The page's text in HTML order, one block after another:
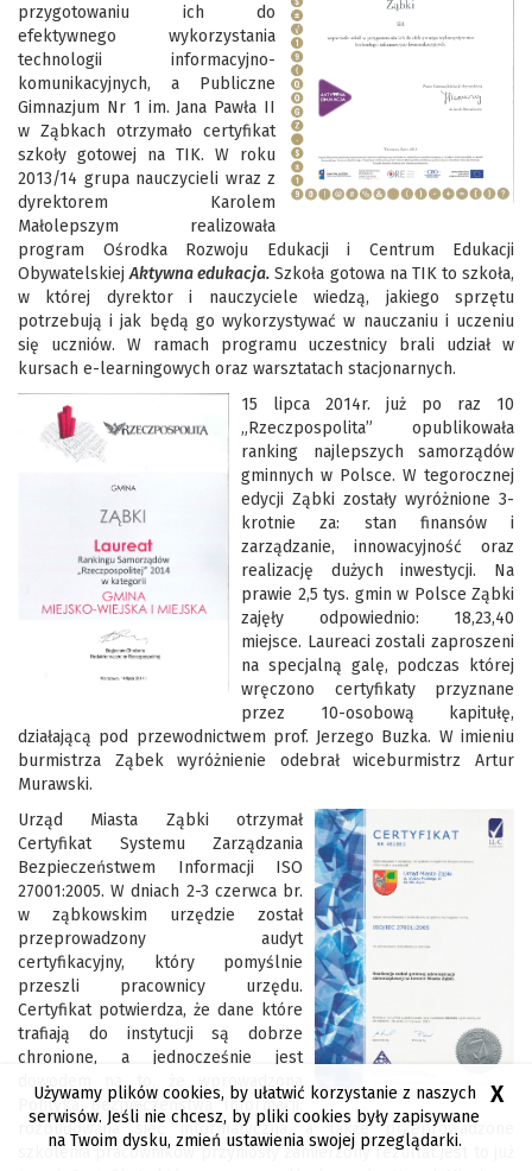
przygotowaniu ich do
efektywnego wykorzystania
technologii informacyjno-
komunikacyjnych, a Publiczne
Gimnazjum Nr 1 im. Jana Pawła II
w Ząbkach otrzymało certyfikat
szkoły gotowej na TIK. W roku
2013/14 grupa nauczycieli wraz z
dyrektorem Karolem
Małolepszym realizowała
program Ośrodka Rozwoju Edukacji i Centrum Edukacji
ObywatelskiejAktywna edukacja. Szkoła gotowa na TIK to szkoła,
w której dyrektor i nauczyciele wiedzą, jakiego sprzętu
potrzebują i jak będą go wykorzystywać w nauczaniu i uczeniu
się uczniów. W ramach programu uczestnicy brali udział w
kursach e-learningowych oraz warsztatach stacjonarnych.
15 lipca 2014r. już po raz 10
„Rzeczpospolita” opublikowała
ranking najlepszych samorządów
gminnych w Polsce. W tegorocznej
edycji Ząbki zostały wyróżnione 3-
krotnie za: stan finansów i
zarządzanie, innowacyjność oraz
realizację dużych inwestycji. Na
prawie 2,5 tys. gmin w Polsce Ząbki
zajęły odpowiednio: 18,23,40
miejsce. Laureaci zostali zaproszeni
na specjalną galę, podczas której
wręczono certyfikaty przyznane
przez 10-osobową kapitułę,
działającą pod przewodnictwem prof. Jerzego Buzka. W imieniu
burmistrza Ząbek wyróżnienie odebrał wiceburmistrz Artur
Murawski.
Urząd Miasta Ząbki otrzymał
Certyfikat Systemu Zarządzania
Bezpieczeństwem Informacji ISO
27001:2005. W dniach 2-3 czerwca br.
w ząbkowskim urzędzie został
przeprowadzony audyt
certyfikacyjny, który pomyślnie
przeszli pracownicy urzędu.
Certyfikat potwierdza, że dane które
trafiają do instytucji są dobrze
chronione, a jednocześnie jest
dowodem na to, że wprowadzona
Polityka Bezpieczeństwa Informacji,
rozbudowana sieć informatyczna, a także przeprowadzone
szkolenia pracowników przyniosły zamierzony rezultat.Jest to już
Używamy plików cookies, by ułatwić korzystanie z naszych
serwisów. Jeśli nie chcesz, by pliki cookies były zapisywane
na Twoim dysku, zmień ustawienia swojej przeglądarki.
X